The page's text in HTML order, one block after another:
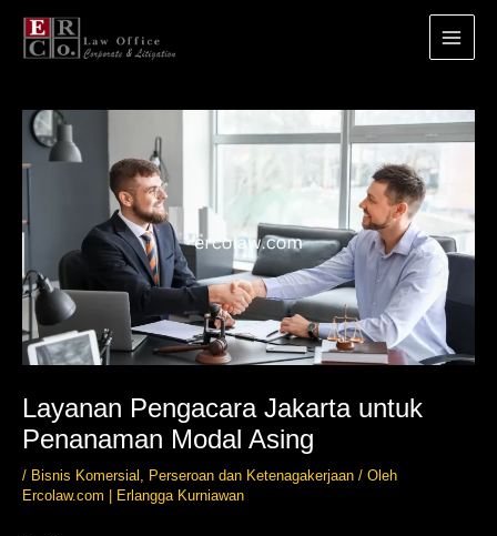
konten
Main
Menu
Layanan Pengacara Jakarta untuk
Penanaman Modal Asing
/ Bisnis Komersial , Perseroan dan Ketenagakerjaan / Oleh
Ercolaw.com | Erlangga Kurniawan